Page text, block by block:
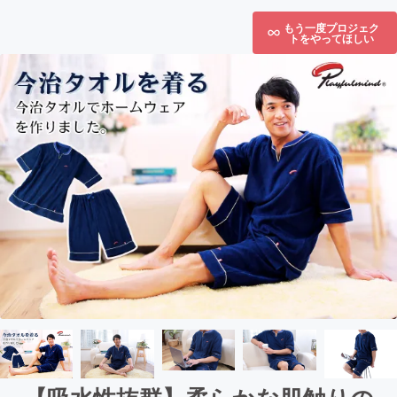
もう一度プロジェク
トをやってほしい